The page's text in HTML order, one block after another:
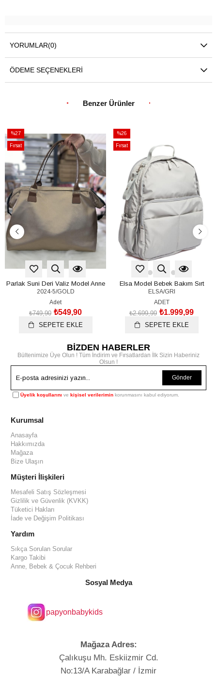
YORUMLAR(0)
ÖDEME SEÇENEKLERI
Benzer Ürünler
%27
İndirim
%27İndirim
Fırsat
Ürünü
Parlak Suni Deri Valiz Model Anne
Bebek Bakım Çantası
2024-5/GOLD
Adet
₺549,90
₺749,90
SEPETE EKLE
%26
İndirim
Fırsat
Elsa Model Bebek Bakım Sırt
Çantası Biberon Termos Gözlü
Puset Askı Aparatlı
ELSA/GRI
ADET
₺1.999,99
₺2.699,99
SEPETE EKLE
BİZDEN HABERLER
Bültenimize Üye Olun ! Tüm İndirim ve Fırsatlardan İlk Sizin Haberiniz
Olsun !
Gönder
Üyelik koşullarını vekişisel verilerimin korunmasını kabul ediyorum.
Kurumsal
Anasayfa
Hakkımızda
Mağaza
Bize Ulaşın
Müşteri İlişkileri
Mesafeli Satış Sözleşmesi
Gizlilik ve Güvenlik (KVKK)
Tüketici Hakları
İade ve Değişim Politikası
Yardım
Sıkça Sorulan Sorular
Kargo Takibi
Anne, Bebek & Çocuk Rehberi
Sosyal Medya
papyonbabykids
Mağaza Adres:
Çalıkuşu Mh. Eskiizmir Cd.
No:13/A Karabağlar / İzmir